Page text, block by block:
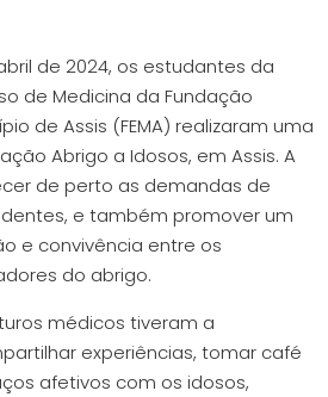
de 2024, os estudantes da
de Medicina da Fundação
de Assis (FEMA) realizaram uma
Abrigo a Idosos, em Assis. A
de perto as demandas de
e também promover um
e convivência entre os
do abrigo.
médicos tiveram a
experiências, tomar café
afetivos com os idosos,